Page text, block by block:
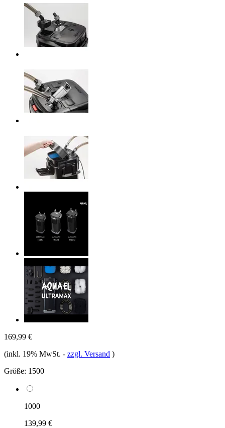
169,99 €
(inkl. 19% MwSt. - zzgl. Versand )
Größe: 1500
1000
139,99 €